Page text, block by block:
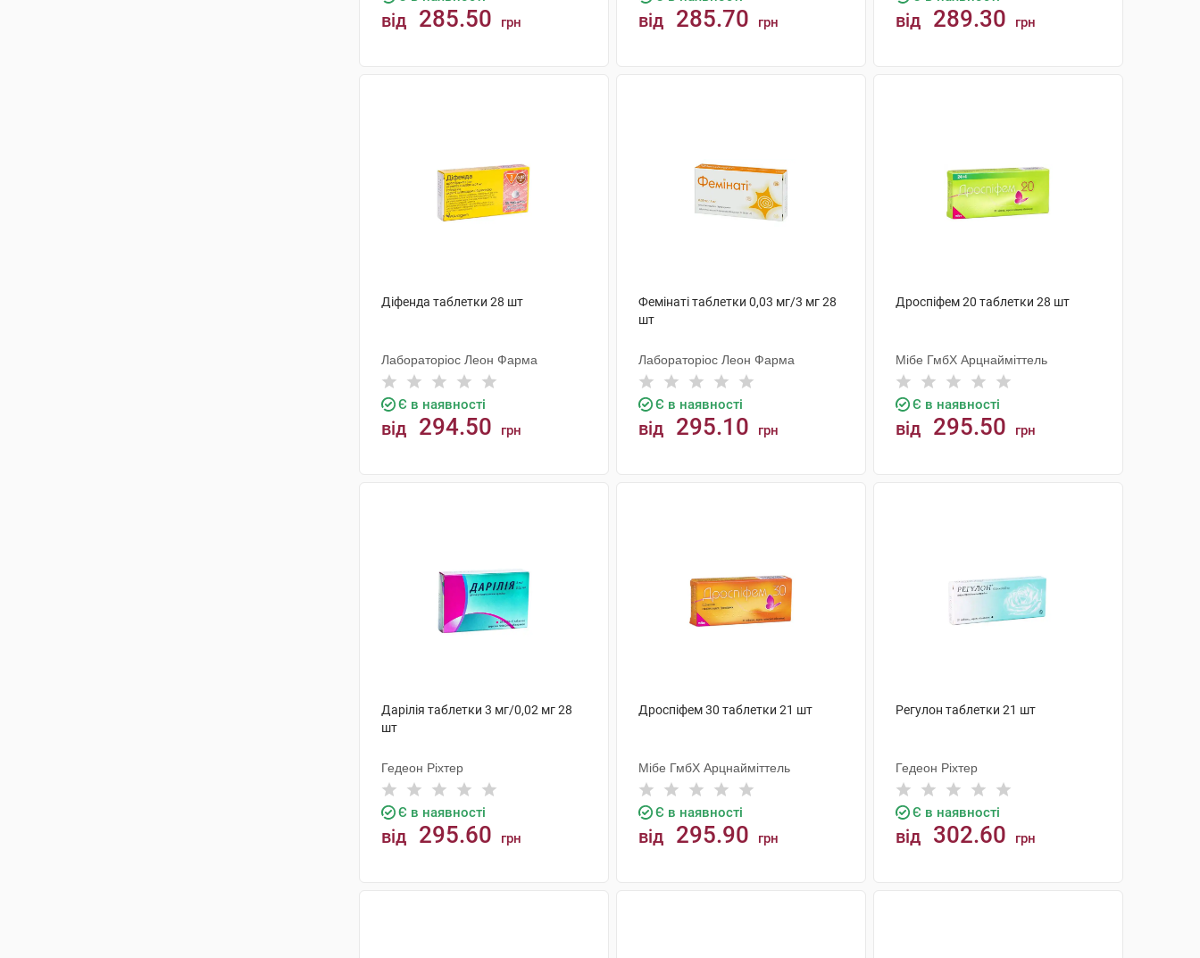
від 285.50 грн від 285.70 грн від 289.30 грн
Діфенда таблетки 28 шт
Лабораторіос Леон Фарма
Є в наявності
від 294.50 грн
Фемінаті таблетки 0,03 мг/3 мг 28
шт
Лабораторіос Леон Фарма
Є в наявності
від 295.10 грн
Дроспіфем 20 таблетки 28 шт
Мібе ГмбХ Арцнайміттель
Є в наявності
від 295.50 грн
Дарілія таблетки 3 мг/0,02 мг 28
шт
Гедеон Ріхтер
Є в наявності
від 295.60 грн
Дроспіфем 30 таблетки 21 шт
Мібе ГмбХ Арцнайміттель
Є в наявності
від 295.90 грн
Регулон таблетки 21 шт
Гедеон Ріхтер
Є в наявності
від 302.60 грн